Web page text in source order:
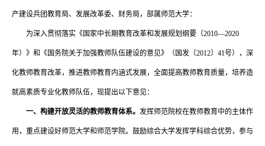
产建设兵团教育局、发展改革委、财务局，部属师范大学：
为深入贯彻落实《国家中长期教育改革和发展规划纲要（2010—2020
年）》和《国务院关于加强教师队伍建设的意见》（国发〔2012〕41号），深
化教师教育改革，推进教师教育内涵式发展，全面提高教师教育质量，培养造
就高素质专业化教师队伍，现提出以下意见：
一、构建开放灵活的教师教育体系。 发挥师范院校在教师教育中的主体作
用，重点建设好师范大学和师范学院。鼓励综合大学发挥学科综合优势，参与